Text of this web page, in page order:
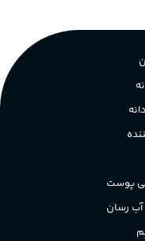
میوه‌ای مرکباتی
و مرکبات، وانیل،
چوبی
پوست
رسان